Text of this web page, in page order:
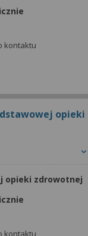
kontaktu
opieki
opieki zdrowotnej
kontaktu